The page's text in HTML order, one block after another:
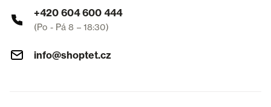
+420 604 600 444
(Po - Pá 8 – 18:30)
info@shoptet.cz